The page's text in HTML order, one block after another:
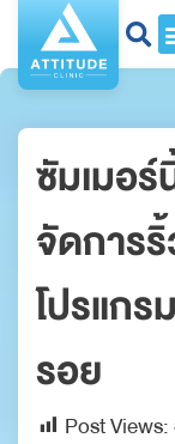
ซัมเมอ
จัดการ
โปรแก
รอย
Post Views: